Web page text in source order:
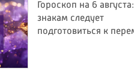
Гороскоп на 6
знакам следует
подготовиться к